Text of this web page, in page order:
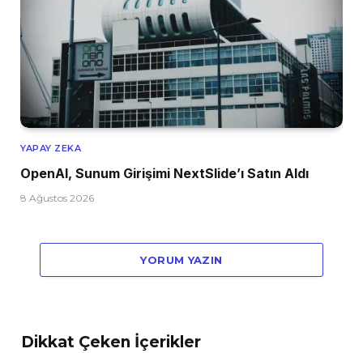
YAPAY ZEKA
OpenAI, Sunum Girişimi NextSlide’ı Satın Aldı
8 Ağustos 2026
YORUM YAZIN
Dikkat Çeken İçerikler